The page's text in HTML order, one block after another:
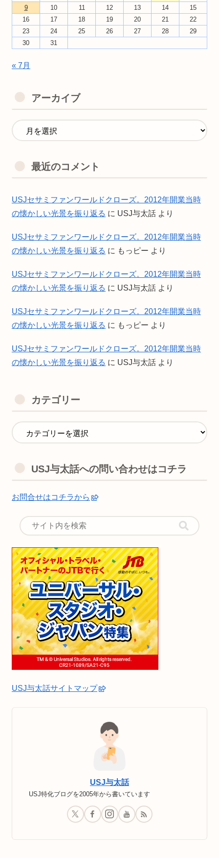
9
10 11 12 13 14
15
16
17 18 19 20 21
22
23
24 25 26 27 28
29
30
31
« 7月
アーカイブ
最近のコメント
USJセサミファンワールドクローズ。2012年開業当時
の懐かしい光景を振り返る に USJ与太話 より
USJセサミファンワールドクローズ。2012年開業当時
の懐かしい光景を振り返る に もっピー より
USJセサミファンワールドクローズ。2012年開業当時
の懐かしい光景を振り返る に USJ与太話 より
USJセサミファンワールドクローズ。2012年開業当時
の懐かしい光景を振り返る に もっピー より
USJセサミファンワールドクローズ。2012年開業当時
の懐かしい光景を振り返る に USJ与太話 より
カテゴリー
USJ与太話への問い合わせはコチラ
お問合せはコチラから
USJ与太話サイトマップ
USJ与太話
USJ特化ブログを2005年から書いています